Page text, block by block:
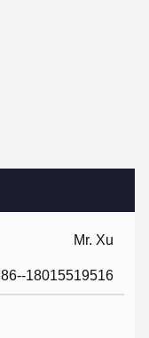
Mr. Xu
86--18015519516